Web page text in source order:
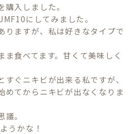
入しました。
にしてみました。
りますが、私は好きなタイプで
ま食べてます。甘くて美味しく
ぐニキビが出来る私ですが、
めてからニキビが出なくなりま
。
うかな！